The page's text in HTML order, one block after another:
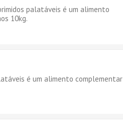
palatáveis é um alimento
10kg.
é um alimento complementar